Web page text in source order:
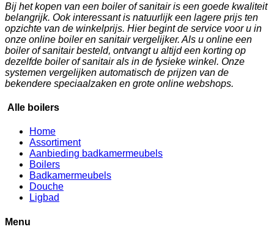
Bij het kopen van een boiler of sanitair is een goede kwaliteit
belangrijk. Ook interessant is natuurlijk een lagere prijs ten
opzichte van de winkelprijs. Hier begint de service voor u in
onze online boiler en sanitair vergelijker. Als u online een
boiler of sanitair besteld, ontvangt u altijd een korting op
dezelfde boiler of sanitair als in de fysieke winkel. Onze
systemen vergelijken automatisch de prijzen van de
bekendere speciaalzaken en grote online webshops.
Alle boilers
Home
Assortiment
Aanbieding badkamermeubels
Boilers
Badkamermeubels
Douche
Ligbad
Menu